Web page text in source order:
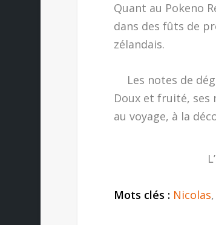
Quant au Pokeno
dans des fûts de
zélandais.
Les notes de
Doux et fruité, ses
au voyage, à la
Mots clés : Nicolas,